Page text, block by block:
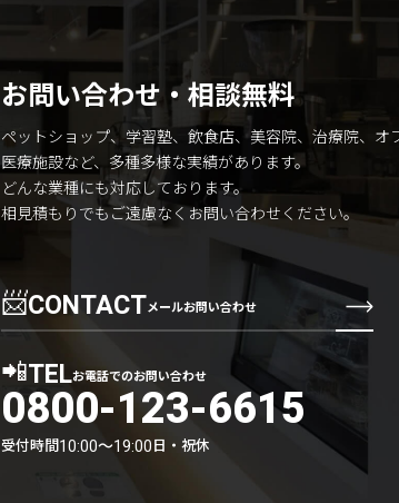
お問い合わせ・相談無料
ペットショップ、学習塾、飲食店、美容院、治療院、オ
医療施設など、多種多様な実績があります。
どんな業種にも対応しております。
相見積もりでもご遠慮なくお問い合わせください。
📨CONTACTメールお問い合わせ
📲TELお電話でのお問い合わせ
0800-123-6615
受付時間10:00〜19:00日・祝休